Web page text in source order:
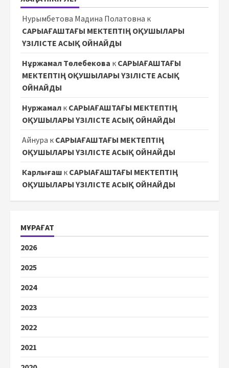
Нурымбетова Мадина Полатовна к
САРЫАҒАШТАҒЫ МЕКТЕПТІҢ ОҚУШЫЛАРЫ
ҮЗІЛІСТЕ АСЫҚ ОЙНАЙДЫ
Нұржамал Төлебекова к САРЫАҒАШТАҒЫ
МЕКТЕПТІҢ ОҚУШЫЛАРЫ ҮЗІЛІСТЕ АСЫҚ
ОЙНАЙДЫ
Нуржамал к САРЫАҒАШТАҒЫ МЕКТЕПТІҢ
ОҚУШЫЛАРЫ ҮЗІЛІСТЕ АСЫҚ ОЙНАЙДЫ
Айнура к САРЫАҒАШТАҒЫ МЕКТЕПТІҢ
ОҚУШЫЛАРЫ ҮЗІЛІСТЕ АСЫҚ ОЙНАЙДЫ
Карлығаш к САРЫАҒАШТАҒЫ МЕКТЕПТІҢ
ОҚУШЫЛАРЫ ҮЗІЛІСТЕ АСЫҚ ОЙНАЙДЫ
МҰРАҒАТ
2026
2025
2024
2023
2022
2021